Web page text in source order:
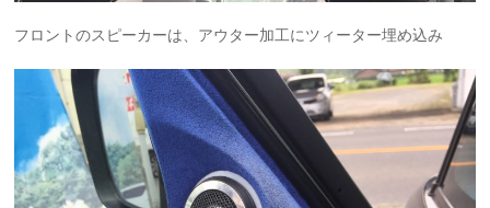
フロントのスピーカーは、アウター加工にツィーター埋め込み